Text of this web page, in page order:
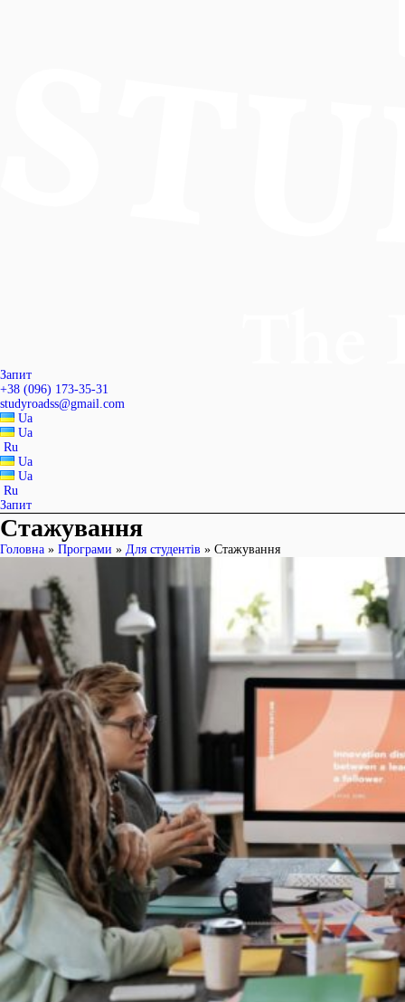
Запит
+38 (096) 173-35-31
studyroadss@gmail.com
Ua
Ua
Ru
Ua
Ua
Ru
Запит
Стажування
Головна » Програми » Для студентів » Стажування